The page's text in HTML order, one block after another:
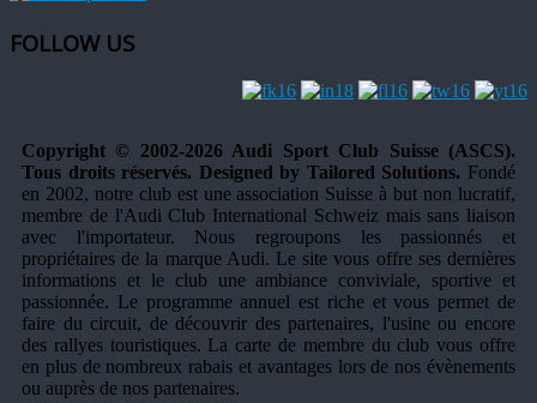
FOLLOW US
Copyright © 2002-2026 Audi Sport Club Suisse (ASCS).
Tous droits réservés. Designed by Tailored Solutions. Fondé
en 2002, notre club est une association Suisse à but non lucratif,
membre de l'Audi Club International Schweiz mais sans liaison
avec l'importateur. Nous regroupons les passionnés et
propriétaires de la marque Audi. Le site vous offre ses dernières
informations et le club une ambiance conviviale, sportive et
passionnée. Le programme annuel est riche et vous permet de
faire du circuit, de découvrir des partenaires, l'usine ou encore
des rallyes touristiques. La carte de membre du club vous offre
en plus de nombreux rabais et avantages lors de nos évènements
ou auprès de nos partenaires.